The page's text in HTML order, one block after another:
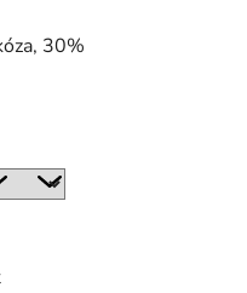
30%